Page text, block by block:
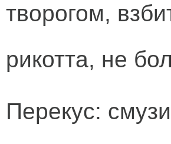
творогом,
рикотта, не
Перекус: